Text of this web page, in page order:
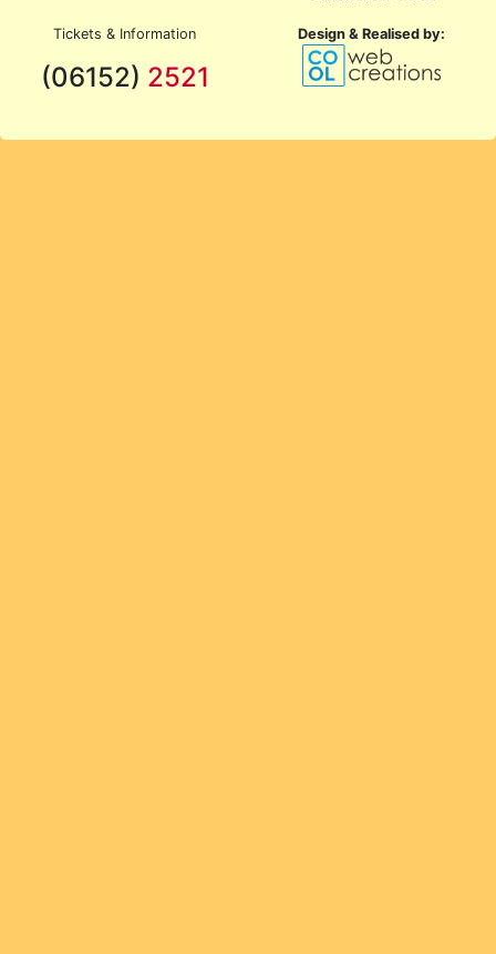
Tickets & Information
(06152) 2521
Design & Realised by: